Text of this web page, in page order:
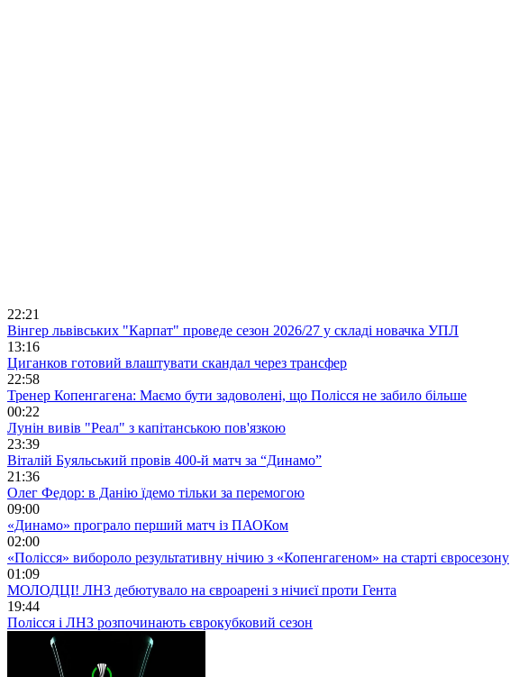
22:21
Вінгер львівських "Карпат" проведе сезон 2026/27 у складі новачка УПЛ
13:16
Циганков готовий влаштувати скандал через трансфер
22:58
Тренер Копенгагена: Маємо бути задоволені, що Полісся не забило більше
00:22
Лунін вивів "Реал" з капітанською пов'язкою
23:39
Віталій Буяльський провів 400-й матч за “Динамо”
21:36
Олег Федор: в Данію їдемо тільки за перемогою
09:00
«Динамо» програло перший матч із ПАОКом
02:00
«Полісся» вибороло результативну нічию з «Копенгагеном» на старті євросезону
01:09
МОЛОДЦІ! ЛНЗ дебютувало на євроарені з нічиєї проти Гента
19:44
Полісся і ЛНЗ розпочинають єврокубковий сезон